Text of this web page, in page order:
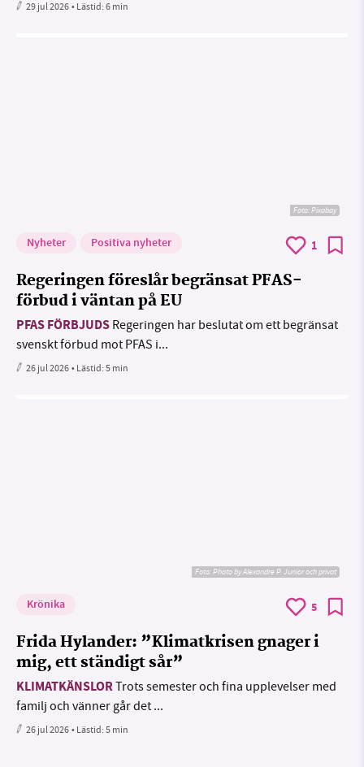
29 jul 2026• Lästid:6 min
Foto:Pixabay
Nyheter Positiva nyheter 1
Regeringen föreslår begränsat PFAS-
förbud i väntan på EU
PFAS FÖRBJUDS Regeringen har beslutat om ett begränsat
svenskt förbud mot PFAS i...
26 jul 2026• Lästid:5 min
Foto:Photo by Alexandre P. Junior och privat
Krönika 5
Frida Hylander: ”Klimatkrisen gnager i
mig, ett ständigt sår”
KLIMATKÄNSLORTrots semester och fina upplevelser med
familj och vänner går det ...
26 jul 2026• Lästid:5 min